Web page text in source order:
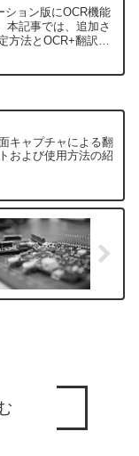
ション版にOCR機能
本記事では、追加さ
方法とOCR+翻訳ツ
キャプチャによる翻
および使用方法の紹